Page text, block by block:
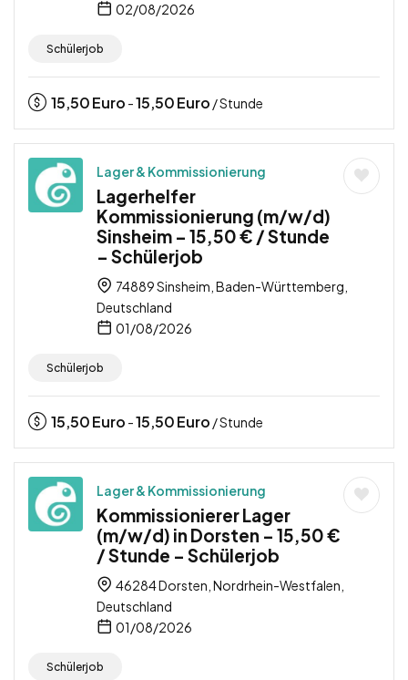
02/08/2026
Schülerjob
15,50Euro -15,50Euro / Stunde
Lager & Kommissionierung
Lagerhelfer
Kommissionierung (m/w/d)
Sinsheim – 15,50 € / Stunde
– Schülerjob
74889 Sinsheim, Baden-Württemberg,
Deutschland
01/08/2026
Schülerjob
15,50Euro -15,50Euro / Stunde
Lager & Kommissionierung
Kommissionierer Lager
(m/w/d) in Dorsten – 15,50 €
/ Stunde – Schülerjob
46284 Dorsten, Nordrhein-Westfalen,
Deutschland
01/08/2026
Schülerjob